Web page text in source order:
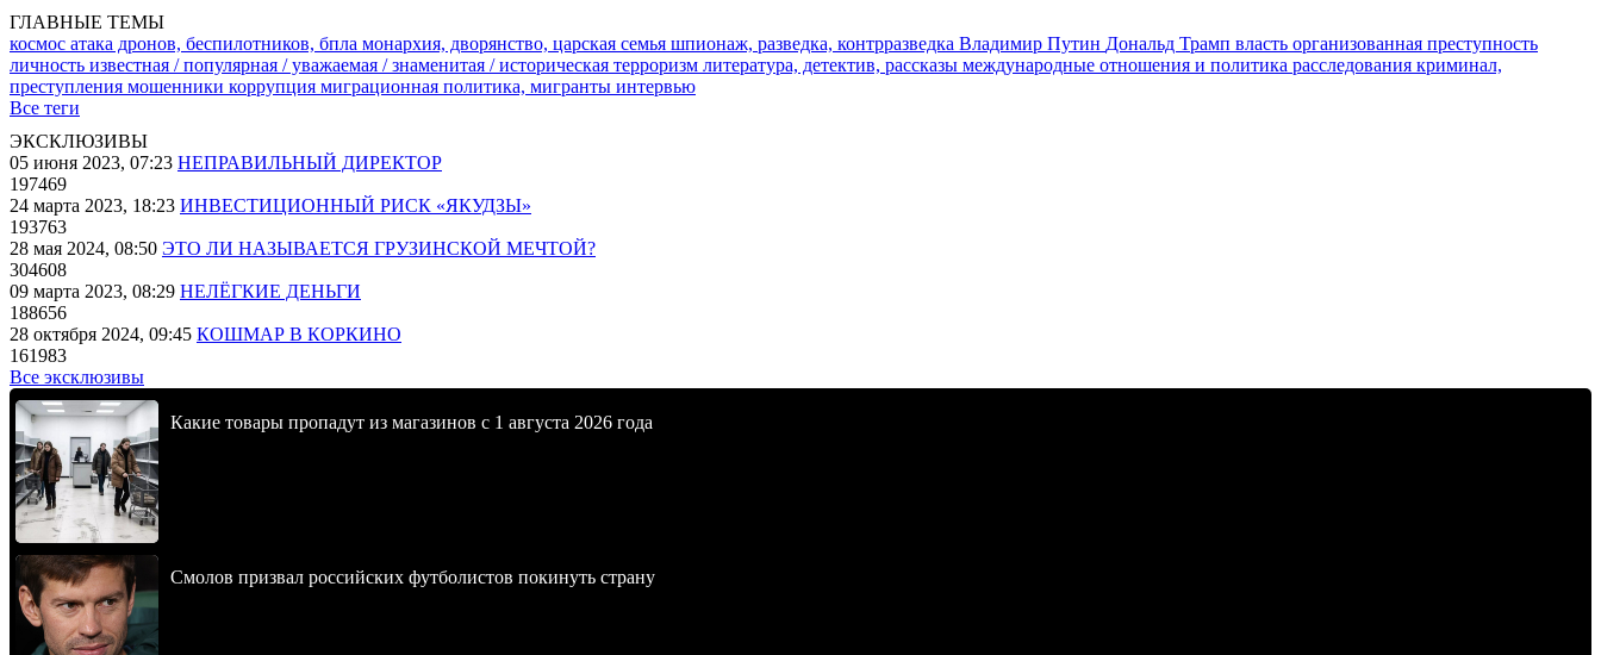
ГЛАВНЫЕ ТЕМЫ
космос атака дронов, беспилотников, бпла монархия, дворянство, царская семья шпионаж, разведка, контрразведка Владимир Путин Дональд Трамп власть организованная преступность
личность известная / популярная / уважаемая / знаменитая / историческая терроризм литература, детектив, рассказы международные отношения и политика расследования криминал,
преступления мошенники коррупция миграционная политика, мигранты интервью
Все теги
ЭКСКЛЮЗИВЫ
05 июня 2023, 07:23 НЕПРАВИЛЬНЫЙ ДИРЕКТОР
197469
24 марта 2023, 18:23 ИНВЕСТИЦИОННЫЙ РИСК «ЯКУДЗЫ»
193763
28 мая 2024, 08:50 ЭТО ЛИ НАЗЫВАЕТСЯ ГРУЗИНСКОЙ МЕЧТОЙ?
304608
09 марта 2023, 08:29 НЕЛЁГКИЕ ДЕНЬГИ
188656
28 октября 2024, 09:45 КОШМАР В КОРКИНО
161983
Все эксклюзивы
Какие товары пропадут из магазинов с 1 августа 2026 года
Смолов призвал российских футболистов покинуть страну